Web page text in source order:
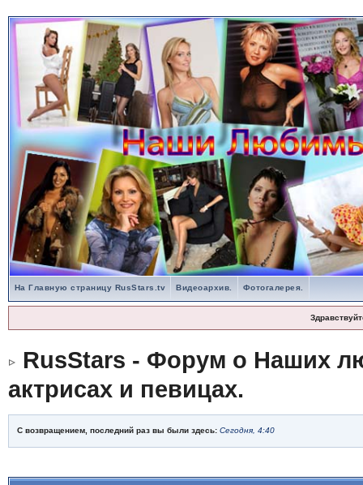
На Главную страницу RusStars.tv Видеоархив. Фотогалерея.
RusStars - Форум о Наших
актрисах и певицах.
С возвращением, последний раз вы были здесь: Сегодня, 4:40